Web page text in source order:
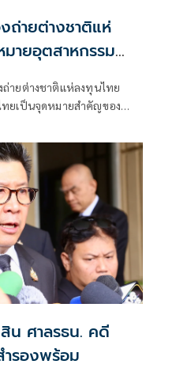
ถ่ายต่างชาติแห่
ายต่างชาติแห่ลงทุนไทย
ทยเป็นจุดหมายสำคัญของ
น ศาลรธน. คดี
รองพร้อม